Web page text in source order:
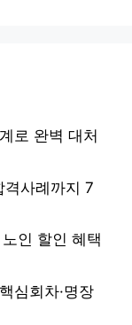
로 완벽 대처
격사례까지 7
인 할인 혜택
심회차·명장